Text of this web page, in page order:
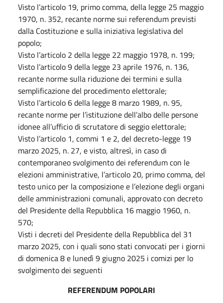
Visto l’articolo 19, primo comma, della legge 25 maggio
1970, n. 352, recante norme sui referendum previsti
dalla Costituzione e sulla iniziativa legislativa del
popolo;
Visto l’articolo 2 della legge 22 maggio 1978, n. 199;
Visto l’articolo 9 della legge 23 aprile 1976, n. 136,
recante norme sulla riduzione dei termini e sulla
semplificazione del procedimento elettorale;
Visto l’articolo 6 della legge 8 marzo 1989, n. 95,
recante norme per l’istituzione dell’albo delle persone
idonee all’ufficio di scrutatore di seggio elettorale;
Visto l’articolo 1, commi 1 e 2, del decreto-legge 19
marzo 2025, n. 27, e visto, altresì, in caso di
contemporaneo svolgimento dei referendum con le
elezioni amministrative, l’articolo 20, primo comma, del
testo unico per la composizione e l’elezione degli organi
delle amministrazioni comunali, approvato con decreto
del Presidente della Repubblica 16 maggio 1960, n.
570;
Visti i decreti del Presidente della Repubblica del 31
marzo 2025, con i quali sono stati convocati per i giorni
di domenica 8 e lunedì 9 giugno 2025 i comizi per lo
svolgimento dei seguenti
REFERENDUM POPOLARI